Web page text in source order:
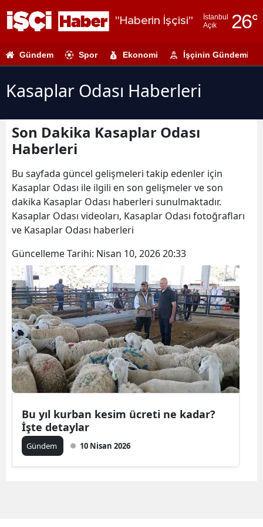
"Haberin İşçisi"
İstanbul
Açık
26°
Adıyaman
Antalya
Artvin
Bilecik
Bingöl
Bitlis
Bolu
Burdur
Bursa
Çorum
Gündem Spor Ekonomi İşçinin Gündemi
Kasaplar Odası Haberleri
Son Dakika Kasaplar Odası
Haberleri
Bu sayfada güncel gelişmeleri takip edenler için
Kasaplar Odası ile ilgili en son gelişmeler ve son
dakika Kasaplar Odası haberleri sunulmaktadır.
Kasaplar Odası videoları, Kasaplar Odası fotoğrafları
ve Kasaplar Odası haberleri
Güncelleme Tarihi: Nisan 10, 2026 20:33
Bu yıl kurban kesim ücreti ne kadar?
İşte detaylar
Gündem 10 Nisan 2026